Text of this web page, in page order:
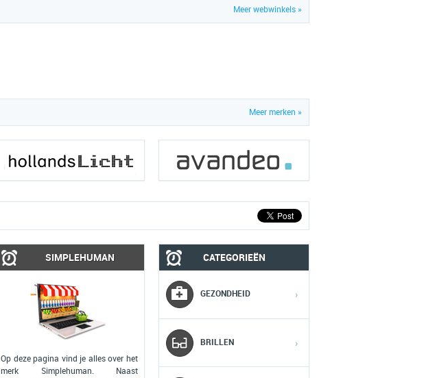
Meer webwinkels »
Meer merken »
COMPUTERS MOBIEL
2
SIMPLEHUMAN
Op deze pagina vind je alles over het
merk Simplehuman. Naast
CATEGORIEËN
GEZONDHEID ›
BRILLEN ›